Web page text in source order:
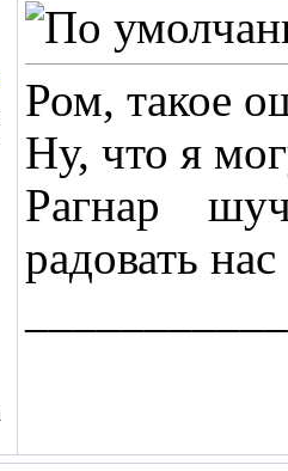
Ром, такое
Ну, что я
Рагнар
радовать